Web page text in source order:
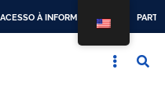
ACESSO À INFORMAÇÃO